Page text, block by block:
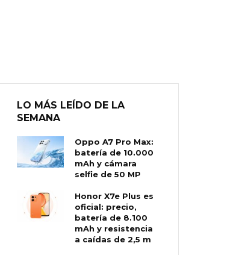
LO MÁS LEÍDO DE LA
SEMANA
Oppo A7 Pro Max:
batería de 10.000
mAh y cámara
selfie de 50 MP
Honor X7e Plus es
oficial: precio,
batería de 8.100
mAh y resistencia
a caídas de 2,5 m